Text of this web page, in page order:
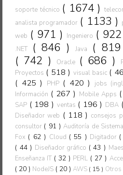
soporte técnico ( 1674 )
analista programador ( 1133 )
web ( 971 ) Ingeniero (
.NET ( 846 )Java (
( 742 ) Oracle ( 686 )
Proyectos ( 518 ) visual basic (
( 425 ) PHP ( 420 ) jobs
Información ( 267 ) Mobile Apps
SAP ( 198 ) ventas ( 196 ) DBA
Diseñador web ( 118 ) consejos
consultor ( 91 )Auditoría de
Fox ( 62 ) Cloud ( 55 ) Digitador
( 44 ) Diseñador gráfico ( 43 )
Enseñanza IT ( 32 ) PERL ( 27 )
( 20 ) NodeJS ( 20 )AWS ( 15 ) Otros